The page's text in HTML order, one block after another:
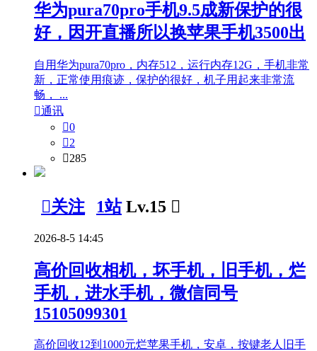
华为pura70pro手机9.5成新保护的很
好，因开直播所以换苹果手机3500出
自用华为pura70pro，内存512，运行内存12G，手机非常
新，正常使用痕迹，保护的很好，机子用起来非常流
畅， ...
通讯
0
2
285
关注 1站 Lv.15 
2026-8-5 14:45
高价回收相机，坏手机，旧手机，烂
手机，进水手机，微信同号
15105099301
高价回收12到1000元烂苹果手机，安卓，按键老人旧手